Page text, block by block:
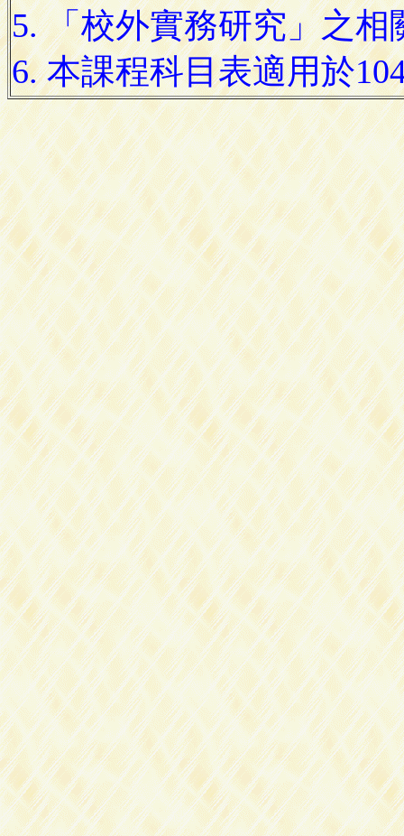
5. 「校外實務研究」之
6. 本課程科目表適用於